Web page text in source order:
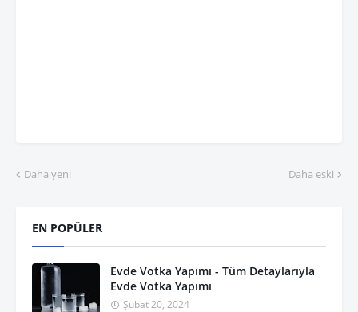
Daha yeni Daha eski
EN POPÜLER
Evde Votka Yapımı - Tüm Detaylarıyla
Evde Votka Yapımı
Şubat 20, 2024